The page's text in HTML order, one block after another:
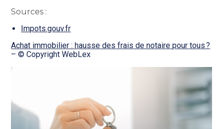
Sources :
Impots.gouv.fr
Achat immobilier : hausse des frais de notaire pour tous ?
– © Copyright WebLex